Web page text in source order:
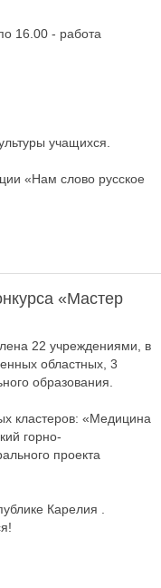
16.00 - работа
учащихся.
«Нам слово русское
«Мастер
22 учреждениями, в
областных, 3
образования.
кластеров: «Медицина
горно-
проекта
Карелия .